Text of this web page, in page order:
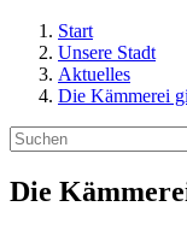
Start
Unsere Stadt
Aktuelles
Die Kämmerei
Die